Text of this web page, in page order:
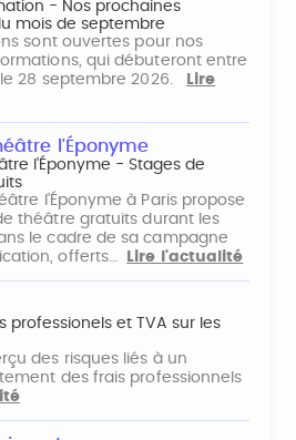
- Nos prochaines
mois de septembre
sont ouvertes pour nos
qui débuteront entre
le 28 septembre 2026.
Lire
l'Éponyme
l'Éponyme - Stages de
l'Éponyme à Paris propose
théâtre gratuits durant les
le cadre de sa campagne
offerts…
Lire l'actualité
professionels et TVA sur les
des risques liés à un
des frais professionnels